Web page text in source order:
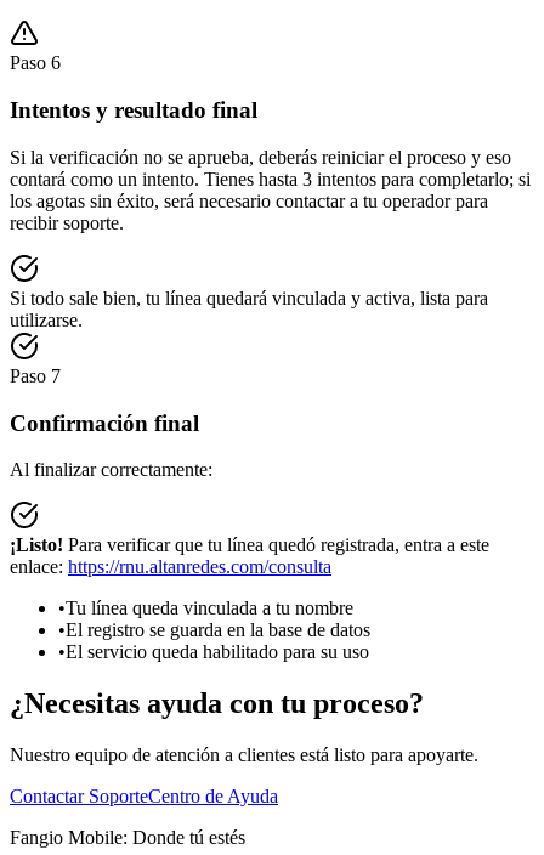
Paso 6
Intentos y resultado final
Si la verificación no se aprueba, deberás reiniciar el proceso y eso
contará como un intento. Tienes hasta 3 intentos para completarlo; si
los agotas sin éxito, será necesario contactar a tu operador para
recibir soporte.
Si todo sale bien, tu línea quedará vinculada y activa, lista para
utilizarse.
Paso 7
Confirmación final
Al finalizar correctamente:
¡Listo! Para verificar que tu línea quedó registrada, entra a este
enlace: https://rnu.altanredes.com/consulta
•Tu línea queda vinculada a tu nombre
•El registro se guarda en la base de datos
•El servicio queda habilitado para su uso
¿Necesitas ayuda con tu proceso?
Nuestro equipo de atención a clientes está listo para apoyarte.
Contactar SoporteCentro de Ayuda
Fangio Mobile: Donde tú estés